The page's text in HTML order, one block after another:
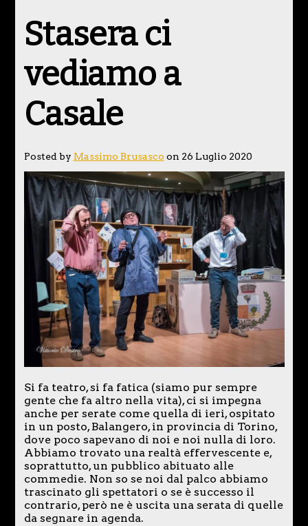
Stasera ci
vediamo a
Casale
Posted by Massimo Brusasco on 26 Luglio 2020
Si fa teatro, si fa fatica (siamo pur sempre
gente che fa altro nella vita), ci si impegna
anche per serate come quella di ieri, ospitato
in un posto, Balangero, in provincia di Torino,
dove poco sapevano di noi e noi nulla di loro.
Abbiamo trovato una realtà effervescente e,
soprattutto, un pubblico abituato alle
commedie. Non so se noi dal palco abbiamo
trascinato gli spettatori o se è successo il
contrario, però ne è uscita una serata di quelle
da segnare in agenda.